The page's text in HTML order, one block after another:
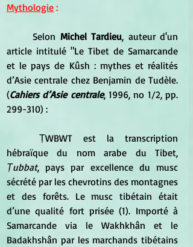
Mythologie :
	Selon
Michel Tardieu, auteur d'un
article intitulé "Le Tibet de Samarcande
et le pays de Kûsh : mythes et réalités
d’Asie centrale chez Benjamin de Tudèle.
(Cahiers d’Asie centrale, 1996, no 1/2, pp.
299-310) :
Ṭubbat, pays par excellence du musc
sécrété par les chevrotins des montagnes
et des forêts. Le musc tibétain était
d’une qualité fort prisée (1). Importé à
Samarcande via le Wakhkhân et le
Badakhshân par les marchands tibétains